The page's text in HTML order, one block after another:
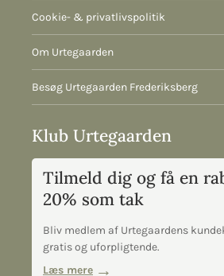
Cookie- & privatlivspolitik
Om Urtegaarden
Besøg Urtegaarden Frederiksberg
Klub Urtegaarden
Tilmeld dig og få en
20% som tak
Bliv medlem af Urtegaardens
gratis og uforpligtende.
Læs mere